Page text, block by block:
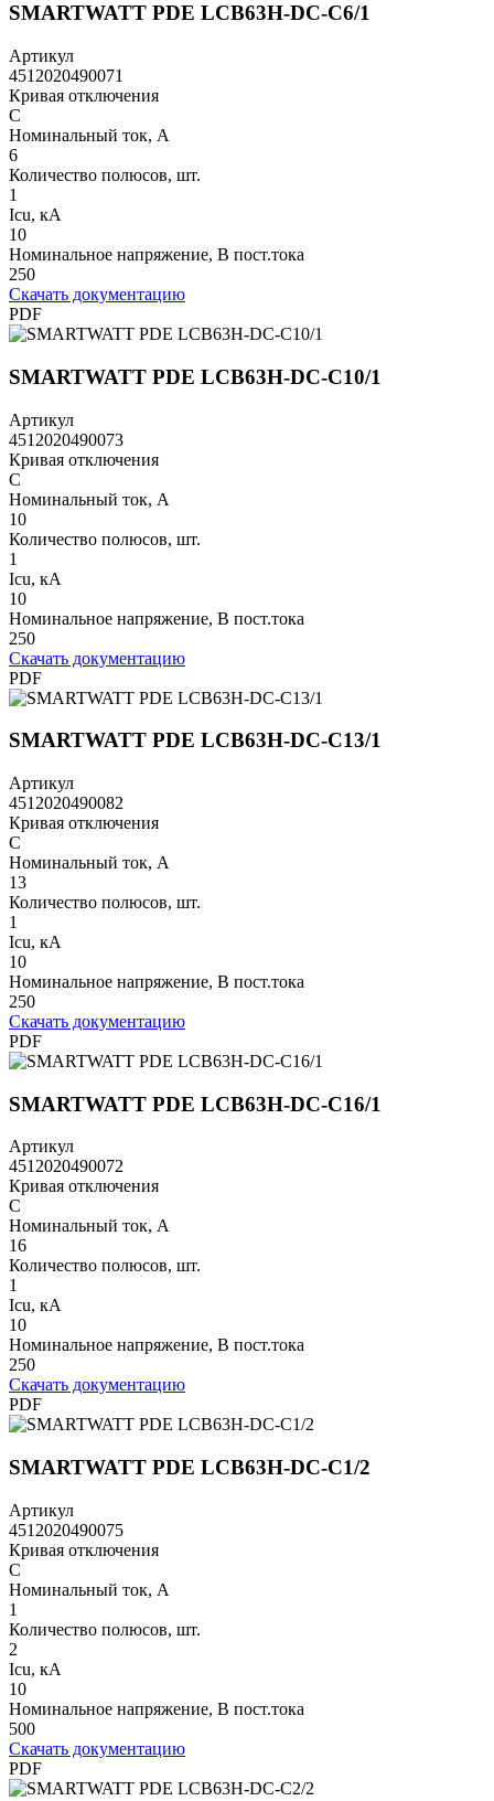
SMARTWATT PDE LCB63H-DC-C6/1
Артикул
4512020490071
Кривая отключения
C
Номинальный ток, А
6
Количество полюсов, шт.
1
Icu, кА
10
Номинальное напряжение, В пост.тока
250
Скачать документацию
PDF
SMARTWATT PDE LCB63H-DC-C10/1
Артикул
4512020490073
Кривая отключения
C
Номинальный ток, А
10
Количество полюсов, шт.
1
Icu, кА
10
Номинальное напряжение, В пост.тока
250
Скачать документацию
PDF
SMARTWATT PDE LCB63H-DC-C13/1
Артикул
4512020490082
Кривая отключения
C
Номинальный ток, А
13
Количество полюсов, шт.
1
Icu, кА
10
Номинальное напряжение, В пост.тока
250
Скачать документацию
PDF
SMARTWATT PDE LCB63H-DC-C16/1
Артикул
4512020490072
Кривая отключения
C
Номинальный ток, А
16
Количество полюсов, шт.
1
Icu, кА
10
Номинальное напряжение, В пост.тока
250
Скачать документацию
PDF
SMARTWATT PDE LCB63H-DC-C1/2
Артикул
4512020490075
Кривая отключения
C
Номинальный ток, А
1
Количество полюсов, шт.
2
Icu, кА
10
Номинальное напряжение, В пост.тока
500
Скачать документацию
PDF